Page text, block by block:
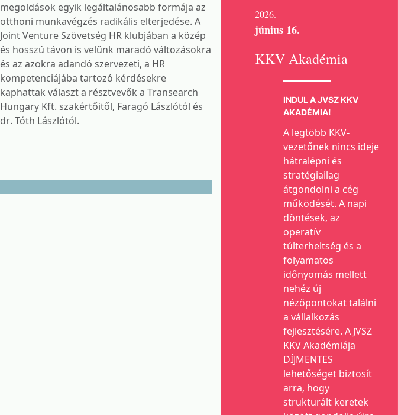
2026.
június 16.
KKV Akadémia
INDUL A JVSZ KKV
AKADÉMIA!
A legtöbb KKV-
vezetőnek nincs ideje
hátralépni és
stratégiailag
átgondolni a cég
működését. A napi
döntések, az
operatív
túlterheltség és a
folyamatos
időnyomás mellett
nehéz új
nézőpontokat találni
a vállalkozás
fejlesztésére. A JVSZ
KKV Akadémiája
DÍJMENTES
lehetőséget biztosít
arra, hogy
strukturált keretek
megoldások egyik legáltalánosabb formája az
otthoni munkavégzés radikális elterjedése. A
Joint Venture Szövetség HR klubjában a közép
és hosszú távon is velünk maradó változásokra
és az azokra adandó szervezeti, a HR
kompetenciájába tartozó kérdésekre
kaphattak választ a résztvevők a Transearch
Hungary Kft. szakértőitől, Faragó Lászlótól és
dr. Tóth Lászlótól.